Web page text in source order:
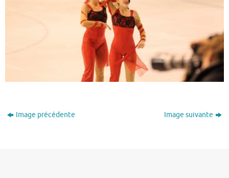
Image précédente Image suivante